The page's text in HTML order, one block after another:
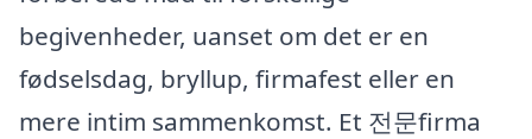
begivenheder, uanset om det er en
fødselsdag, bryllup, firmafest eller en
mere intim sammenkomst. Et 전문firma